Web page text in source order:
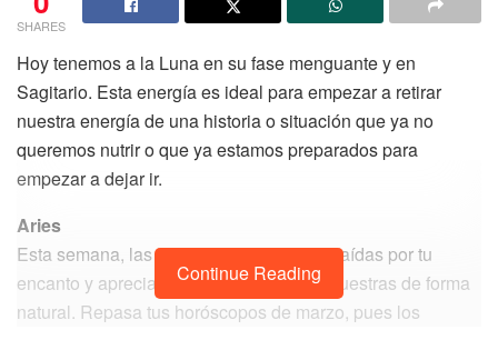
SHARES
Hoy tenemos a la Luna en su fase menguante y en
Sagitario. Esta energía es ideal para empezar a retirar
nuestra energía de una historia o situación que ya no
queremos nutrir o que ya estamos preparados para
empezar a dejar ir.
Aries
Esta semana, las personas se sienten atraídas por tu
encanto y aprecian las cualidades que muestras de forma
natural. Repasa tus horóscopos de marzo, pues los
Continue Reading